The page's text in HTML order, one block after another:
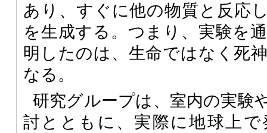
あり、すぐに他の物質と反応
を生成する。つまり、実験を
明したのは、生命ではなく死
なる。
研究グループは、室内の実験
討とともに、実際に地球上